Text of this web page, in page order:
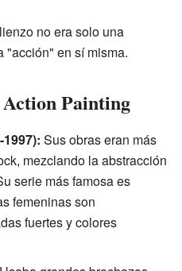
no era solo una
"acción" en sí misma.
Painting
1997): Sus obras eran más
mezclando la abstracción
serie más famosa es
femeninas son
fuertes y colores